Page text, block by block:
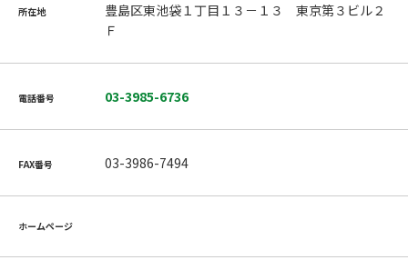
所在地
豊島区東池袋１丁目１３－１３ 東京第３ビル２
Ｆ
電話番号 03-3985-6736
FAX番号 03-3986-7494
ホームページ